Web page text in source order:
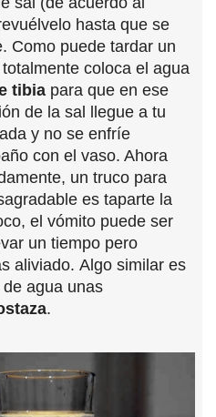
hasta que se
Como puede tardar un
coloca el agua
tibia para que en ese
de la sal llegue a tu
y no se enfríe
con el vaso. Ahora
un truco para
es taparte la
el vómito puede ser
un tiempo pero
aliviado. Algo similar es
agua unas
.